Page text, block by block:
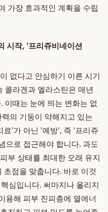
가장 효과적인 계획을 수립
시작, '프리쥬비네이션
없다고 안심하기 이른 시기
콜라겐과 엘라스틴은 매년
이때는 눈에 띄는 변화는 없
의 기둥이 약해지고 있는
료'가 아닌 '예방', 즉 '프리쥬
로 접근해야 합니다. 과도
부 상태를 최대한 오래 유지
점을 맞춥니다. 바로 이것
심입니다. 써마지나 올리지
용해 피부 진피층에 열에너